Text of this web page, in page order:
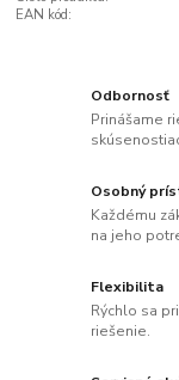
EAN kód:
Odbornosť
Prinášame
Osobný
Každému
na jeho
Flexibilita
Rýchlo sa
riešenie.